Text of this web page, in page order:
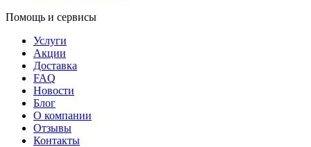
Помощь и сервисы
Услуги
Акции
Доставка
FAQ
Новости
Блог
О компании
Отзывы
Контакты